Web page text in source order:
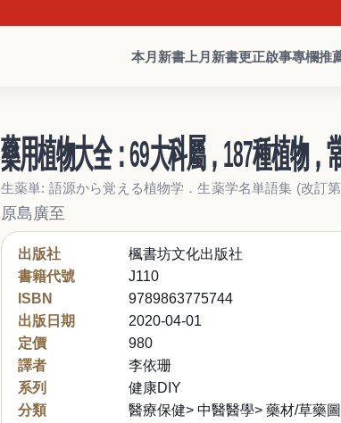
本月新書 上月新書更正啟事專欄推
藥用植物大全：69大科屬，187種植物
生薬単: 語源から覚える植物学．生薬学名単語集 (改訂
原島廣至
出版社
楓書坊文化出版社
書籍代號
J110
ISBN
9789863775744
出版日期
2020-04-01
定價
980
譯者
李依珊
系列
健康DIY
分類
醫療保健> 中醫醫學> 藥材/草藥